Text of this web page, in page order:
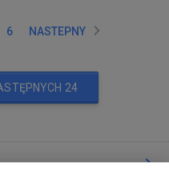
6 NASTEPNY
24